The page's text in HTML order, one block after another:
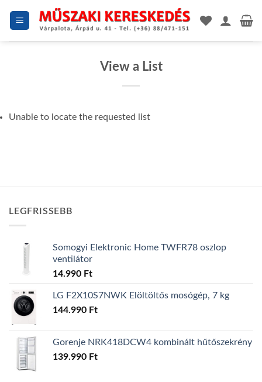
View a List
Unable to locate the requested list
LEGFRISSEBB
Somogyi Elektronic Home TWFR78 oszlop
ventilátor
14.990 Ft
LG F2X10S7NWK Elöltöltős mosógép, 7 kg
144.990 Ft
Gorenje NRK418DCW4 kombinált hűtőszekrény
139.990 Ft